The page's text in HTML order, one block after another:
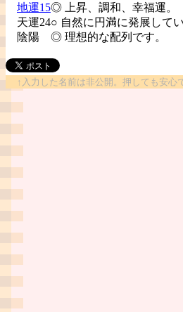
地運15◎ 上昇、調和、幸福運。
天運24○ 自然に円満に発展してい
陰陽 ◎ 理想的な配列です。
↑入力した名前は非公開。押しても安心